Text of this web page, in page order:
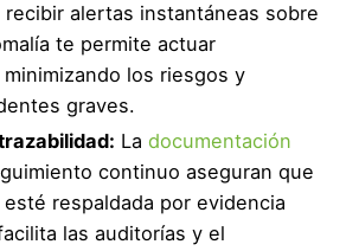
recibir alertas instantáneas sobre
te permite actuar
los riesgos y
graves.
La documentación
continuo aseguran que
respaldada por evidencia
las auditorías y el